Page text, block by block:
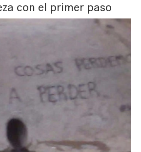
con el primer paso